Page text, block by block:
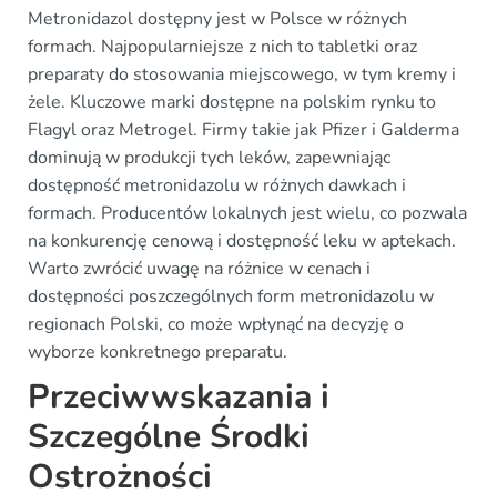
Metronidazol dostępny jest w Polsce w różnych
formach. Najpopularniejsze z nich to tabletki oraz
preparaty do stosowania miejscowego, w tym kremy i
żele. Kluczowe marki dostępne na polskim rynku to
Flagyl oraz Metrogel. Firmy takie jak Pfizer i Galderma
dominują w produkcji tych leków, zapewniając
dostępność metronidazolu w różnych dawkach i
formach. Producentów lokalnych jest wielu, co pozwala
na konkurencję cenową i dostępność leku w aptekach.
Warto zwrócić uwagę na różnice w cenach i
dostępności poszczególnych form metronidazolu w
regionach Polski, co może wpłynąć na decyzję o
wyborze konkretnego preparatu.
Przeciwwskazania i
Szczególne Środki
Ostrożności